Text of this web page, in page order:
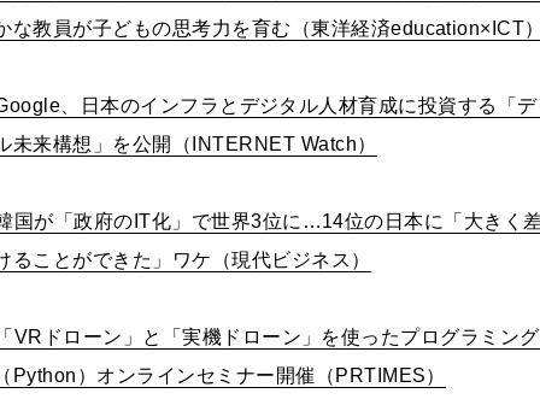
な教員が子どもの思考力を育む（東洋経済education×ICT
、日本のインフラとデジタル人材育成に投資する「
未来構想」を公開（ INTERNET Watch）
国が「政府の IT化」で世界3位に …14位の日本に「大きく
ることができた」ワケ（現代ビジネス）
「 VR ドローン」と「実機ドローン」を使ったプログラミン
Python ）オンラインセミナー開催（ PRTIMES）